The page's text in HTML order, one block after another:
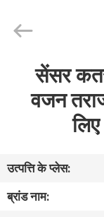
वीडियो
Instruments
सेंसर
वजन
उत्पत्ति के प्लेस:
ब्रांड नाम: